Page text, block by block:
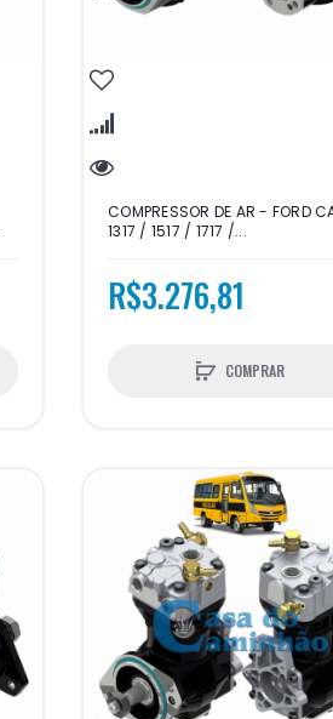
COMPRESSOR DE AR - FORD
1317 / 1517 / 1717 /...
R$3.276,81
COMPRAR